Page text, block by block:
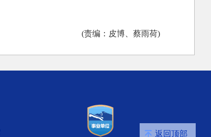
(责编：皮博、蔡雨荷)
返回顶部